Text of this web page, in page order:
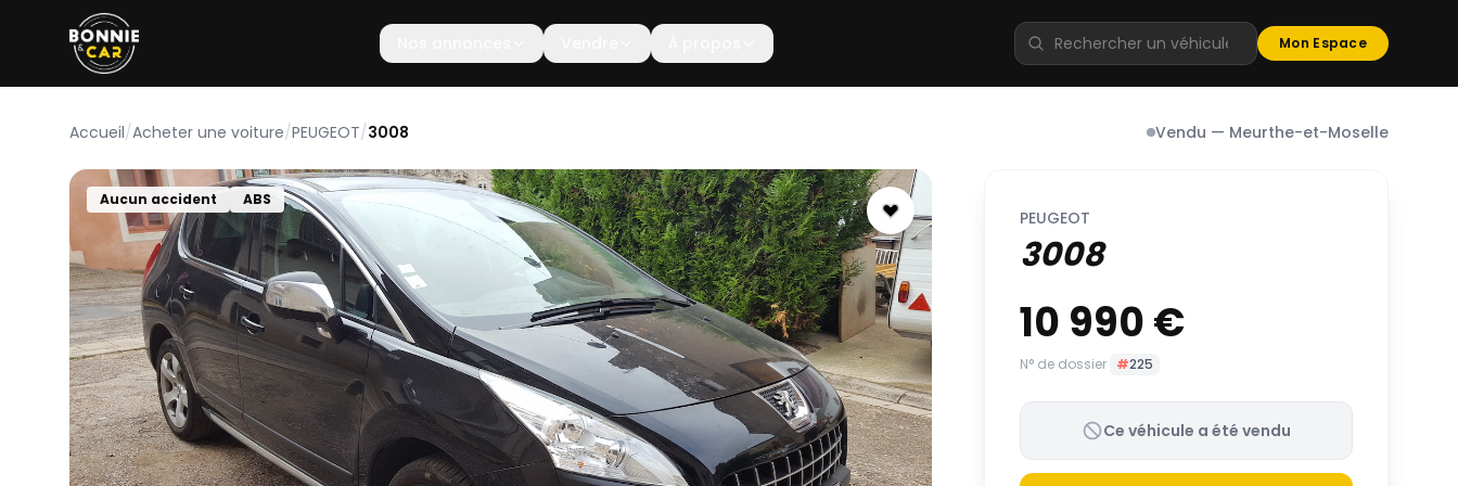
Mon Espace
Accueil/Acheter une voiture/PEUGEOT/3008 Vendu — Meurthe-et-Moselle
Aucun accident ABS
PEUGEOT
3008
10 990 €
N° de dossier #225
Ce véhicule a été vendu